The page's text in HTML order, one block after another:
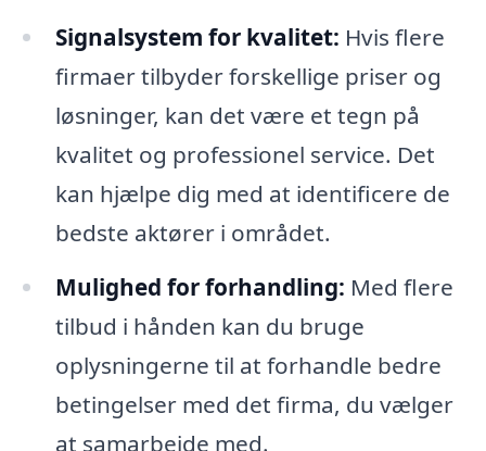
Signalsystem for kvalitet: Hvis flere
firmaer tilbyder forskellige priser og
løsninger, kan det være et tegn på
kvalitet og professionel service. Det
kan hjælpe dig med at identificere de
bedste aktører i området.
Mulighed for forhandling: Med flere
tilbud i hånden kan du bruge
oplysningerne til at forhandle bedre
betingelser med det firma, du vælger
at samarbejde med.